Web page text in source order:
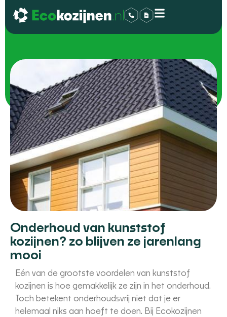
Onderhoud van kunststof
kozijnen? zo blijven ze jarenlang
mooi
Eén van de grootste voordelen van kunststof
kozijnen is hoe gemakkelijk ze zijn in het onderhoud.
Toch betekent onderhoudsvrij niet dat je er
helemaal niks aan hoeft te doen. Bij Ecokozijnen